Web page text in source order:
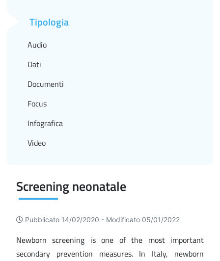
Screening neonatale
Pubblicato 14/02/2020 - Modificato 05/01/2022
Newborn screening is one of the most important
secondary prevention measures. In Italy, newborn
Tipologia
Audio
Dati
Documenti
Focus
Infografica
Video